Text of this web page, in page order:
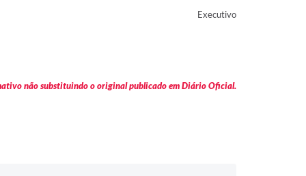
Executivo
não substituindo o original publicado em Diário Oficial.